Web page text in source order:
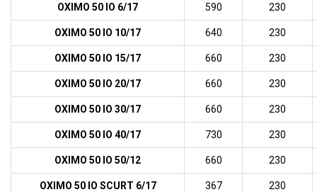
OXIMO 50 IO 6/17 590 230
OXIMO 50 IO 10/17 640 230
OXIMO 50 IO 15/17 660 230
OXIMO 50 IO 20/17 660 230
OXIMO 50 IO 30/17 660 230
OXIMO 50 IO 40/17 730 230
OXIMO 50 IO 50/12 660 230
OXIMO 50 IO SCURT 6/17 367 230